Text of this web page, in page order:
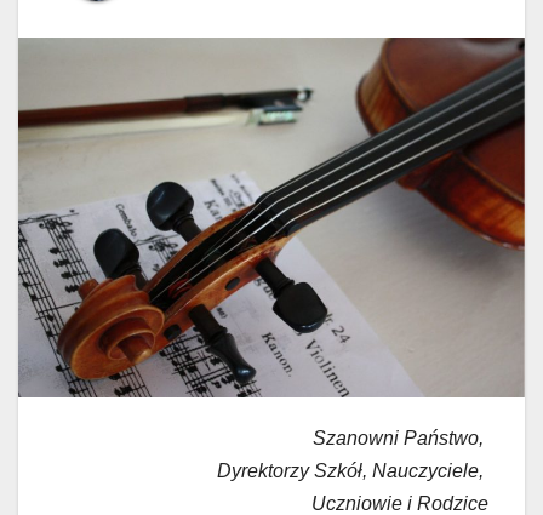
Szanowni Państwo,
Dyrektorzy Szkół, Nauczyciele,
Uczniowie i Rodzice